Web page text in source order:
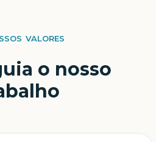
VALORES
o nosso